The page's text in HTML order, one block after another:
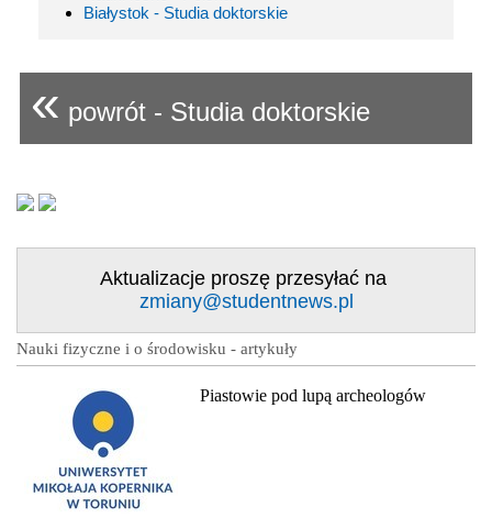
Białystok - Studia doktorskie
« powrót - Studia doktorskie
Aktualizacje proszę przesyłać na
zmiany@studentnews.pl
Nauki fizyczne i o środowisku - artykuły
Piastowie pod lupą archeologów